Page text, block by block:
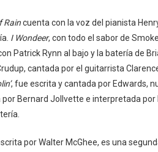
Raincuenta con la voz del pianista
I Wondeer, con todo el sabor de
Patrick Rynn al bajo y la batería de
cantada por el guitarrista
, fue escrita y cantada por Edwards,
Bernard Jollvette e interpretada por
por Walter McGhee, es una